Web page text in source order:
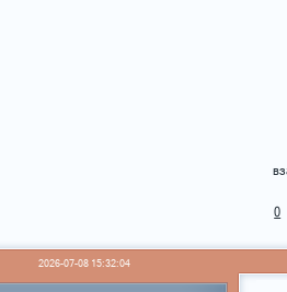
0
2026-07-08 15:32:04